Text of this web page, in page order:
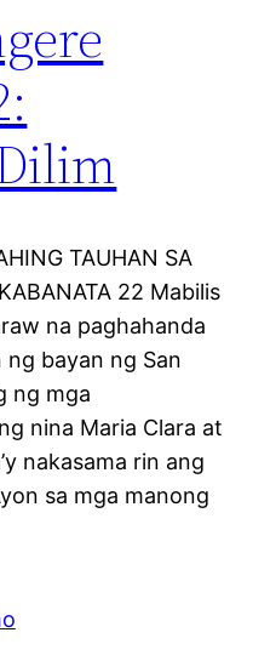
TAUHAN SA
22 Mabilis
na paghahanda
bayan ng San
ng mga
nina Maria Clara at
nakasama rin ang
sa mga manong